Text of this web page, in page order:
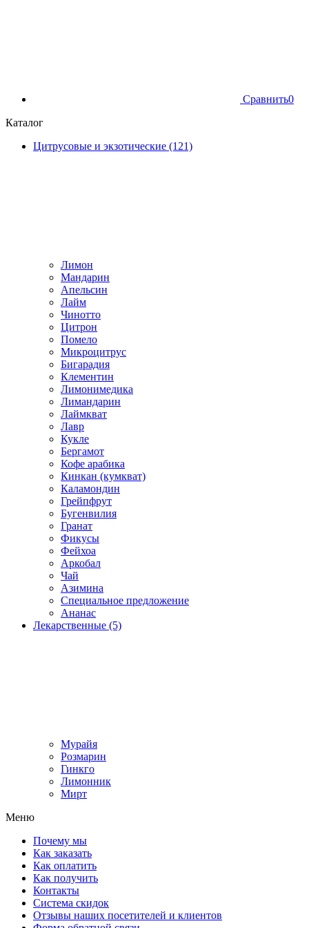
Сравнить0
Каталог
Цитрусовые и экзотические (121)
Лимон
Мандарин
Апельсин
Лайм
Чинотто
Цитрон
Помело
Микроцитрус
Бигарадия
Клементин
Лимонимедика
Лимандарин
Лаймкват
Лавр
Кукле
Бергамот
Кофе арабика
Кинкан (кумкват)
Каламондин
Грейпфрут
Бугенвилия
Гранат
Фикусы
Фейхоа
Аркобал
Чай
Азимина
Специальное предложение
Ананас
Лекарственные (5)
Мурайя
Розмарин
Гинкго
Лимонник
Мирт
Меню
Почему мы
Как заказать
Как оплатить
Как получить
Контакты
Система скидок
Отзывы наших посетителей и клиентов